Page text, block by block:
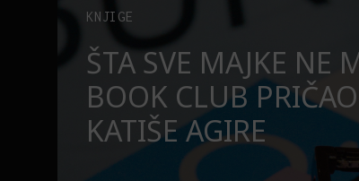
LIFE
ZAŠTO PROFESORI
GLEDAJU OVU